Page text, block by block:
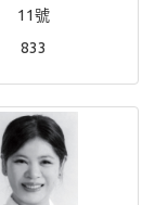
11號
833